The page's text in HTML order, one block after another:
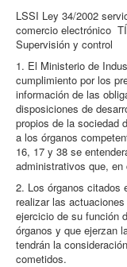
LSSI Ley 34/2002
comercio electrónico
Supervisión y control
1. El Ministerio de
cumplimiento por los
información de las
disposiciones de
propios de la sociedad
a los órganos
16, 17 y 38 se
administrativos que,
2. Los órganos citados
realizar las
ejercicio de su función
órganos y que ejerzan
tendrán la
cometidos.